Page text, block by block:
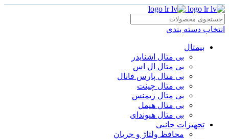
انتخاب دسته بندی
بیمتال
بی متال اشنایدر
بی متال ال اس
بی متال پارس فانال
بی متال چینت
بی متال زیمنس
بی متال هیمل
بی متال هیوندای
تجهیزات جانبی
محافظ ولتاژ و‌ جریان